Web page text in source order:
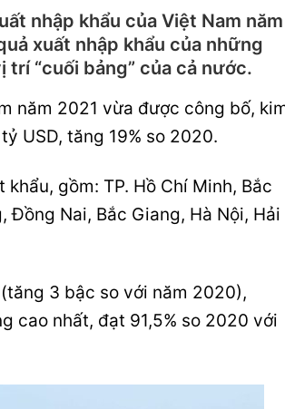
nhập khẩu của Việt Nam năm
xuất nhập khẩu của những
“cuối bảng” của cả nước.
năm 2021 vừa được công bố,
USD, tăng 19% so 2020.
gồm: TP. Hồ Chí Minh, Bắc
Đồng Nai, Bắc Giang, Hà Nội, Hải
3 bậc so với năm 2020),
cao nhất, đạt 91,5% so 2020 với